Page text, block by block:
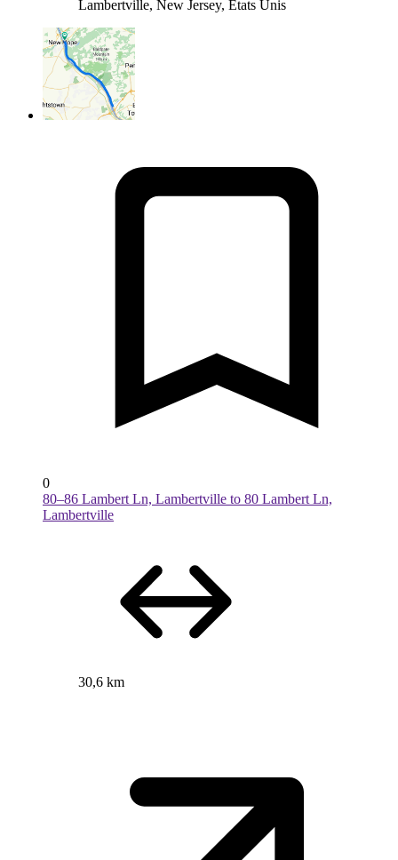
Lambertville, New Jersey, États Unis
0
80–86 Lambert Ln, Lambertville to 80 Lambert Ln,
Lambertville
30,6 km